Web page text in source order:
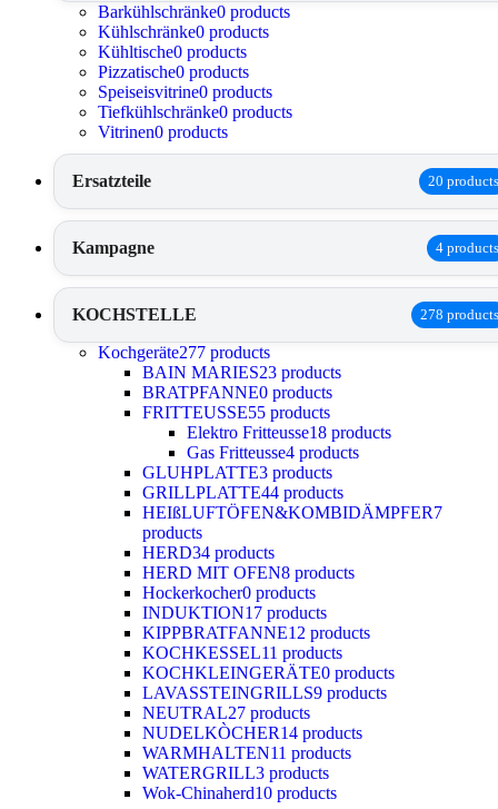
Barkühlschränke0 products
Kühlschränke0 products
Kühltische0 products
Pizzatische0 products
Speiseisvitrine0 products
Tiefkühlschränke0 products
Vitrinen0 products
Ersatzteile 20 products
Kampagne 4 products
KOCHSTELLE 278 products
Kochgeräte277 products
BAIN MARIES23 products
BRATPFANNE0 products
FRITTEUSSE55 products
Elektro Fritteusse18 products
Gas Fritteusse4 products
GLUHPLATTE3 products
GRILLPLATTE44 products
HEIßLUFTÖFEN&KOMBIDÄMPFER7
products
HERD34 products
HERD MIT OFEN8 products
Hockerkocher0 products
INDUKTION17 products
KIPPBRATFANNE12 products
KOCHKESSEL11 products
KOCHKLEINGERÄTE0 products
LAVASSTEINGRILLS9 products
NEUTRAL27 products
NUDELKÒCHER14 products
WARMHALTEN11 products
WATERGRILL3 products
Wok-Chinaherd10 products